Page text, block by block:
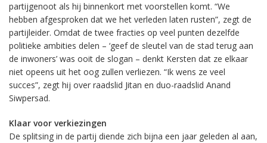
partijgenoot als hij binnenkort met voorstellen komt. “We
hebben afgesproken dat we het verleden laten rusten”, zegt de
partijleider. Omdat de twee fracties op veel punten dezelfde
politieke ambities delen – ‘geef de sleutel van de stad terug aan
de inwoners’ was ooit de slogan – denkt Kersten dat ze elkaar
niet opeens uit het oog zullen verliezen. “Ik wens ze veel
succes”, zegt hij over raadslid Jitan en duo-raadslid Anand
Siwpersad.
Klaar voor verkiezingen
De splitsing in de partij diende zich bijna een jaar geleden al aan,